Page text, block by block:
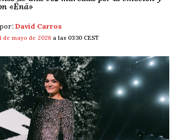
«Ēnā»
David Carros
de mayo de 2026 a las 03:30 CEST